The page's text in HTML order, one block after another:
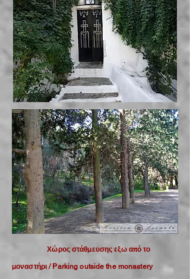
Χώρος στάθμευσης εξω από το
μοναστήρι / Parking outside the monastery